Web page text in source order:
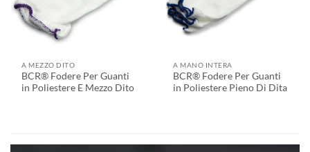
A MEZZO DITO
BCR® Fodere Per Guanti
in Poliestere E Mezzo Dito
A MANO INTERA
BCR® Fodere Per Guanti
in Poliestere Pieno Di Dita